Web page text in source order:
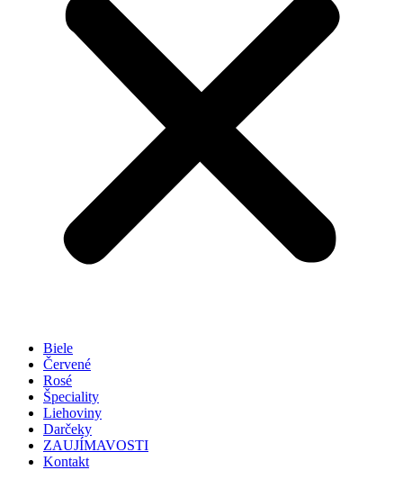
Biele
Červené
Rosé
Špeciality
Liehoviny
Darčeky
ZAUJÍMAVOSTI
Kontakt